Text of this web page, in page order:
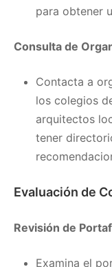
para obtener
Consulta de
Contacta a
los colegios
arquitectos
tener
Evaluación de
Revisión de
Examina el